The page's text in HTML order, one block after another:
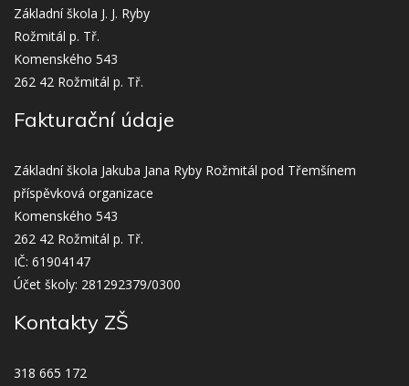
Základní škola J. J. Ryby
Rožmitál p. Tř.
Komenského 543
262 42 Rožmitál p. Tř.
Fakturační údaje
Základní škola Jakuba Jana Ryby Rožmitál pod Třemšínem
příspěvková organizace
Komenského 543
262 42 Rožmitál p. Tř.
IČ: 61904147
Účet školy: 281292379/0300
Kontakty ZŠ
318 665 172